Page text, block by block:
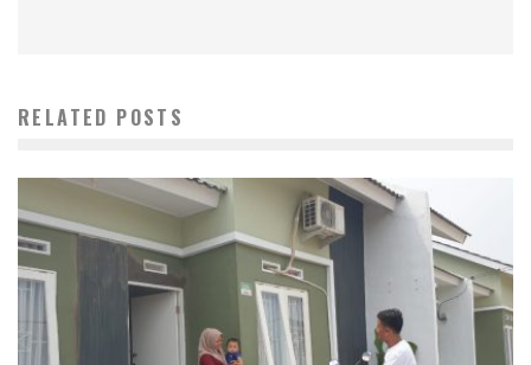
RELATED POSTS